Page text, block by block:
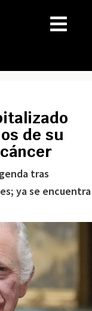
de su
tras
ya se encuentra